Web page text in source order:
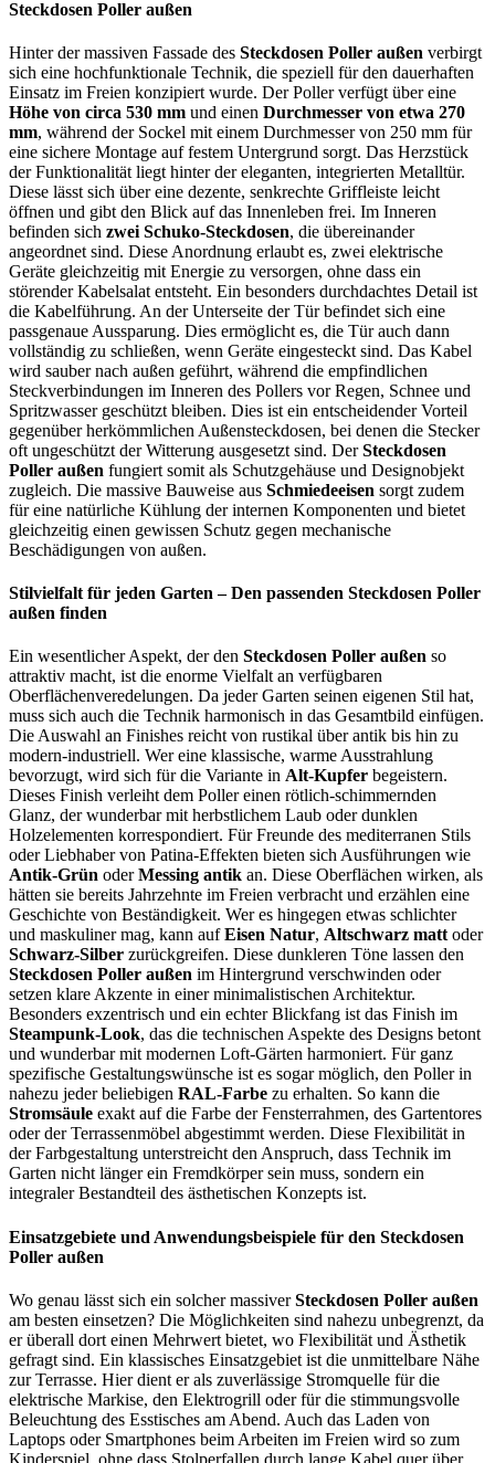
Steckdosen Poller außen
Hinter der massiven Fassade des Steckdosen Poller außen verbirgt
sich eine hochfunktionale Technik, die speziell für den dauerhaften
Einsatz im Freien konzipiert wurde. Der Poller verfügt über eine
Höhe von circa 530 mm und einen Durchmesser von etwa 270
mm, während der Sockel mit einem Durchmesser von 250 mm für
eine sichere Montage auf festem Untergrund sorgt. Das Herzstück
der Funktionalität liegt hinter der eleganten, integrierten Metalltür.
Diese lässt sich über eine dezente, senkrechte Griffleiste leicht
öffnen und gibt den Blick auf das Innenleben frei. Im Inneren
befinden sich zwei Schuko-Steckdosen, die übereinander
angeordnet sind. Diese Anordnung erlaubt es, zwei elektrische
Geräte gleichzeitig mit Energie zu versorgen, ohne dass ein
störender Kabelsalat entsteht. Ein besonders durchdachtes Detail ist
die Kabelführung. An der Unterseite der Tür befindet sich eine
passgenaue Aussparung. Dies ermöglicht es, die Tür auch dann
vollständig zu schließen, wenn Geräte eingesteckt sind. Das Kabel
wird sauber nach außen geführt, während die empfindlichen
Steckverbindungen im Inneren des Pollers vor Regen, Schnee und
Spritzwasser geschützt bleiben. Dies ist ein entscheidender Vorteil
gegenüber herkömmlichen Außensteckdosen, bei denen die Stecker
oft ungeschützt der Witterung ausgesetzt sind. DerSteckdosen
Poller außen fungiert somit als Schutzgehäuse und Designobjekt
zugleich. Die massive Bauweise aus Schmiedeeisen sorgt zudem
für eine natürliche Kühlung der internen Komponenten und bietet
gleichzeitig einen gewissen Schutz gegen mechanische
Beschädigungen von außen.
Stilvielfalt für jeden Garten – Den passenden Steckdosen Poller
außen finden
Ein wesentlicher Aspekt, der den Steckdosen Poller außen so
attraktiv macht, ist die enorme Vielfalt an verfügbaren
Oberflächenveredelungen. Da jeder Garten seinen eigenen Stil hat,
muss sich auch die Technik harmonisch in das Gesamtbild einfügen.
Die Auswahl an Finishes reicht von rustikal über antik bis hin zu
modern-industriell. Wer eine klassische, warme Ausstrahlung
bevorzugt, wird sich für die Variante in Alt-Kupfer begeistern.
Dieses Finish verleiht dem Poller einen rötlich-schimmernden
Glanz, der wunderbar mit herbstlichem Laub oder dunklen
Holzelementen korrespondiert. Für Freunde des mediterranen Stils
oder Liebhaber von Patina-Effekten bieten sich Ausführungen wie
Antik-Grün oderMessing antik an. Diese Oberflächen wirken, als
hätten sie bereits Jahrzehnte im Freien verbracht und erzählen eine
Geschichte von Beständigkeit. Wer es hingegen etwas schlichter
und maskuliner mag, kann aufEisen Natur, Altschwarz matt oder
Schwarz-Silber zurückgreifen. Diese dunkleren Töne lassen den
Steckdosen Poller außen im Hintergrund verschwinden oder
setzen klare Akzente in einer minimalistischen Architektur.
Besonders exzentrisch und ein echter Blickfang ist das Finish im
Steampunk-Look, das die technischen Aspekte des Designs betont
und wunderbar mit modernen Loft-Gärten harmoniert. Für ganz
spezifische Gestaltungswünsche ist es sogar möglich, den Poller in
nahezu jeder beliebigen RAL-Farbe zu erhalten. So kann die
Stromsäule exakt auf die Farbe der Fensterrahmen, des Gartentores
oder der Terrassenmöbel abgestimmt werden. Diese Flexibilität in
der Farbgestaltung unterstreicht den Anspruch, dass Technik im
Garten nicht länger ein Fremdkörper sein muss, sondern ein
integraler Bestandteil des ästhetischen Konzepts ist.
Einsatzgebiete und Anwendungsbeispiele für den Steckdosen
Poller außen
Wo genau lässt sich ein solcher massiverSteckdosen Poller außen
am besten einsetzen? Die Möglichkeiten sind nahezu unbegrenzt, da
er überall dort einen Mehrwert bietet, wo Flexibilität und Ästhetik
gefragt sind. Ein klassisches Einsatzgebiet ist die unmittelbare Nähe
zur Terrasse. Hier dient er als zuverlässige Stromquelle für die
elektrische Markise, den Elektrogrill oder für die stimmungsvolle
Beleuchtung des Esstisches am Abend. Auch das Laden von
Laptops oder Smartphones beim Arbeiten im Freien wird so zum
Kinderspiel, ohne dass Stolperfallen durch lange Kabel quer über